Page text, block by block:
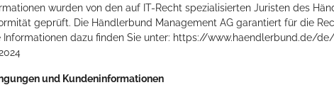
wurden von den auf IT-Recht spezialisierten Juristen des
geprüft. Die Händlerbund Management AG garantiert für die
Informationen dazu finden Sie unter: https://www.haendlerbund.de/
und Kundeninformationen